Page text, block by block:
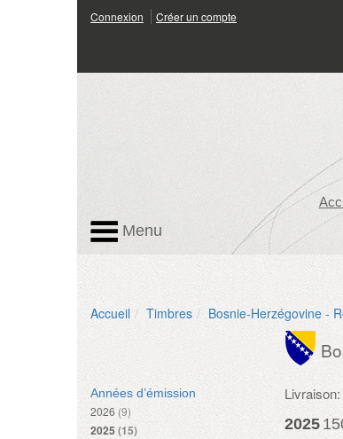
Connexion Créer un compte
Menu
Accueil Timbres Bosnie-Herzégovine -
Années d’émission
2026 (9)
2025 (15) 2025